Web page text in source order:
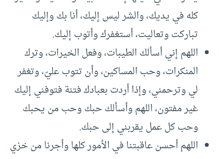
كله في يديك، والشر ليس إليك، أنا بك وإليك
تباركت وتعاليت، أستغفرك وأتوب إليك.
اللهم إني أسألك الطيبات، وفعل الخيرات، وترك
المنكرات، وحب المساكين، وأن تتوب عليّ، وتغفر
لي وترحمني، وإذا أردت بعبادك فتنة فتوفني إليك
غير مفتون، اللهم وأسألك حبك وحب من يحبك
وحب كل عمل يقربني إلى حبك.
اللهم أحسن عاقبتنا في الأمور كلها وأجرنا من خزي